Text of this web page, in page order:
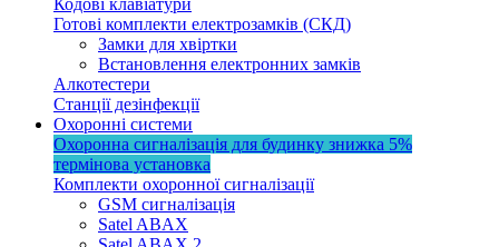
Готові комплекти електрозамків (СКД)
Замки для хвіртки
Встановлення електронних замків
Алкотестери
Станції дезінфекції
Охоронні системи
Охоронна сигналізація для будинку знижка 5%
термінова установка
Комплекти охоронної сигналізації
GSM сигналізація
Satel ABAX